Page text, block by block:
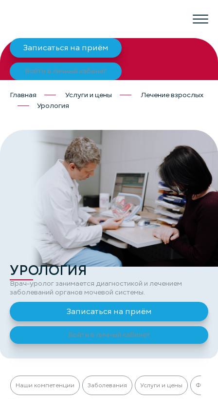
Записаться на приём
Войти в личный кабинет
Главная Услуги и цены
Лечение взрослых
Урология
УРОЛОГИЯ
Врач-уролог занимается диагностикой и лечением
заболеваний органов мочевой системы.
Записаться на приём
Войти в личный кабинет
Наши компетенции Заболевания Услуги и цены